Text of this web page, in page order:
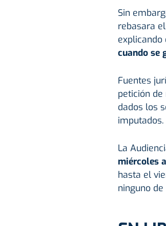
Sin
rebasara
explicando
cuando se
Fuentes
petición
dados los
imputados.
La
miércoles
hasta el
ninguno